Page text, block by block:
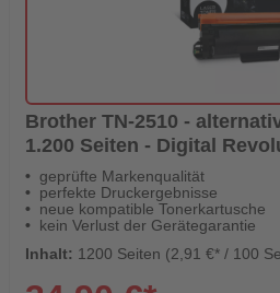
Brother TN-2510 -
1.200 Seiten - Digital
geprüfte Markenqualität
perfekte Druckergebnisse
neue kompatible Tonerkartusche
kein Verlust der Gerätegarantie
Inhalt: 1200 Seiten (2,91 €* / 100